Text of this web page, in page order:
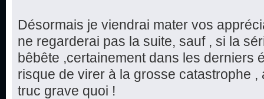
Désormais je viendrai mater vos
ne regarderai pas la suite, sauf , si la
bêbête ,certainement dans les derniers
risque de virer à la grosse catastrophe ,
truc grave quoi !